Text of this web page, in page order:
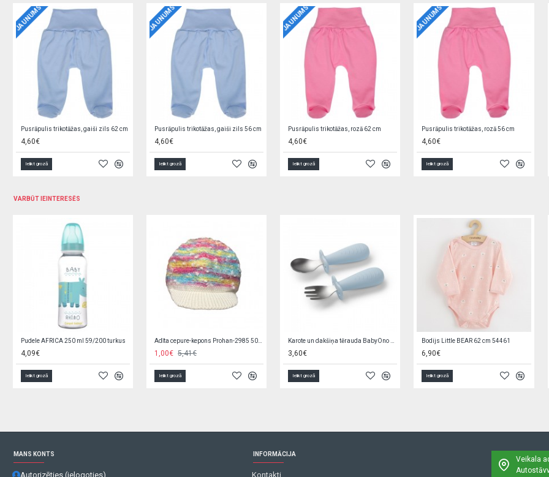
JAUNUMS
Jaciņa trikotāžas, rozā 62 cm O0YEYROX
5,90€
Ielikt grozā
JAUNUMS
Jaciņa trikotāžas, gaiši zila 62 cm F9W2GGPL
5,90€
Ielikt grozā
JAUNUMS
5,90€
Ielikt grozā
JAUNUMS
Zīdaiņu cimdiņi-dūraiņi STARS
1,90€
Ielikt grozā
VARBŪT IEINTERESĒS
Zobu graužamais DINO 51/006
3,39€
Ielikt grozā
Pārklājs mitrumnecaurlaidīgs 50x70cm A1280
4,90€
Ielikt grozā
Mīkstie klucīši 6 gab. 2/817
9,80€
Ielikt grozā
3,70€
Ielikt grozā
MANS KONTS
Autorizēties (ielogoties)
INFORMĀCIJA
Kontakti
Veikala